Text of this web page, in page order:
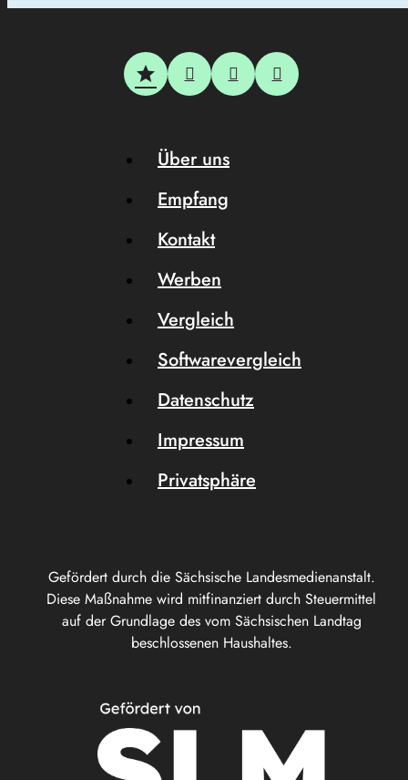
Gefördert durch die Sächsische Landesmedienanstalt.
Diese Maßnahme wird mitfinanziert durch Steuermittel
auf der Grundlage des vom Sächsischen Landtag
beschlossenen Haushaltes.
Über uns
Empfang
Kontakt
Werben
Vergleich
Softwarevergleich
Datenschutz
Impressum
Privatsphäre